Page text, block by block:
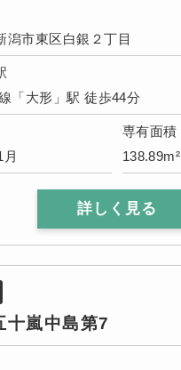
潟市東区白銀２丁目
「大形」駅 徒歩44分
専有面積
138.89m²
詳しく見る
十嵐中島第7